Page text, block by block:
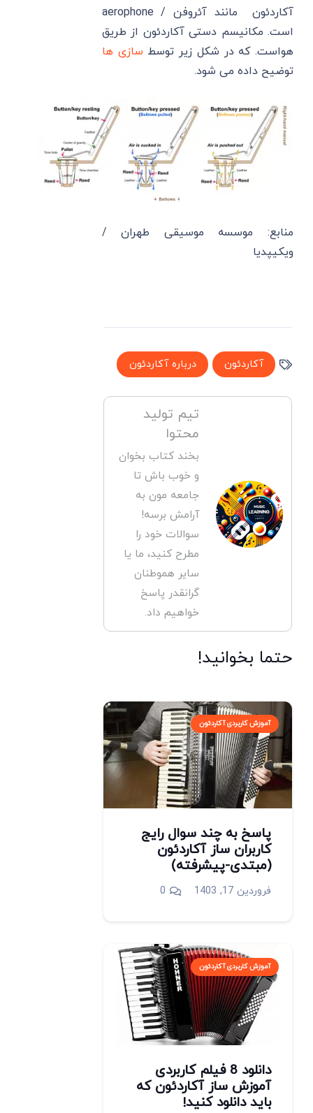
آکاردئون مانند آئروفن / aerophone
است. مکانیسم دستی آکاردئون از طریق
هواست. که در شکل زیر توسط سازی ها
توضیح داده می شود.
منابع: موسسه موسیقی طهران /
ویکیپدیا
آکاردئون درباره آکاردئون
تیم تولید
محتوا
بخند کتاب بخوان
و خوب باش تا
جامعه مون به
آرامش برسه!
سوالات خود را
مطرح کنید، ما یا
سایر هموطنان
گرانقدر پاسخ
خواهیم داد.
حتما بخوانید!
آموزش کاربردی آکاردئون
پاسخ به چند سوال رایج
کاربران ساز آکاردئون
(مبتدی-پیشرفته)
فروردین 17, 1403 0
آموزش کاربردی آکاردئون
دانلود 8 فیلم کاربردی
آموزش ساز آکاردئون که
باید دانلود کنید!